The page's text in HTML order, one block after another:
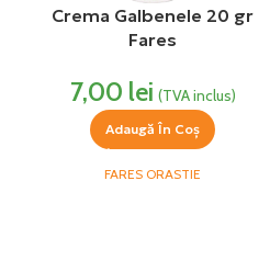
Crema Galbenele 20 gr
Fares
7,00 lei (TVA inclus)
Adaugă În Coș
FARES ORASTIE